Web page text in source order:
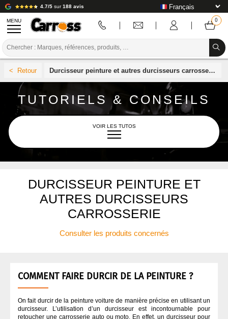
4.7/5 sur188 avis
MENU
PREPARATION / PEINTURE / FINITION
CONSOMMABLE CARROSSERIE
OUTILLAGE CARROSSERIE
ÉQUIPEMENT ATELIER CARROSSERIE
MARQUES
INSTALLATION LABO
Durcisseur peinture et autres durcisseurs carrosserie
TUTORIELS & CONSEILS
VOIR LES TUTOS
AÉROSOL
APPRÊT / ANTI-GRAVILLONS
CODE COULEUR PEINTURE
DURCISSEUR PEINTURE ET
AUTRES DURCISSEURS
CARROSSERIE
Consulter les produits concernés
COMMENT FAIRE DURCIR DE LA PEINTURE ?
On fait durcir de la peinture voiture de manière précise en utilisant un
durcisseur. L’utilisation d’un durcisseur est incontournable pour
retoucher une carrosserie auto ou moto. En effet, un durcisseur pour